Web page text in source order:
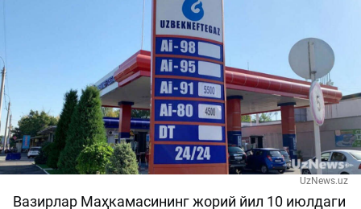
UzNews.uz
Вазирлар Маҳкамасининг жорий йил 10 июлдаги